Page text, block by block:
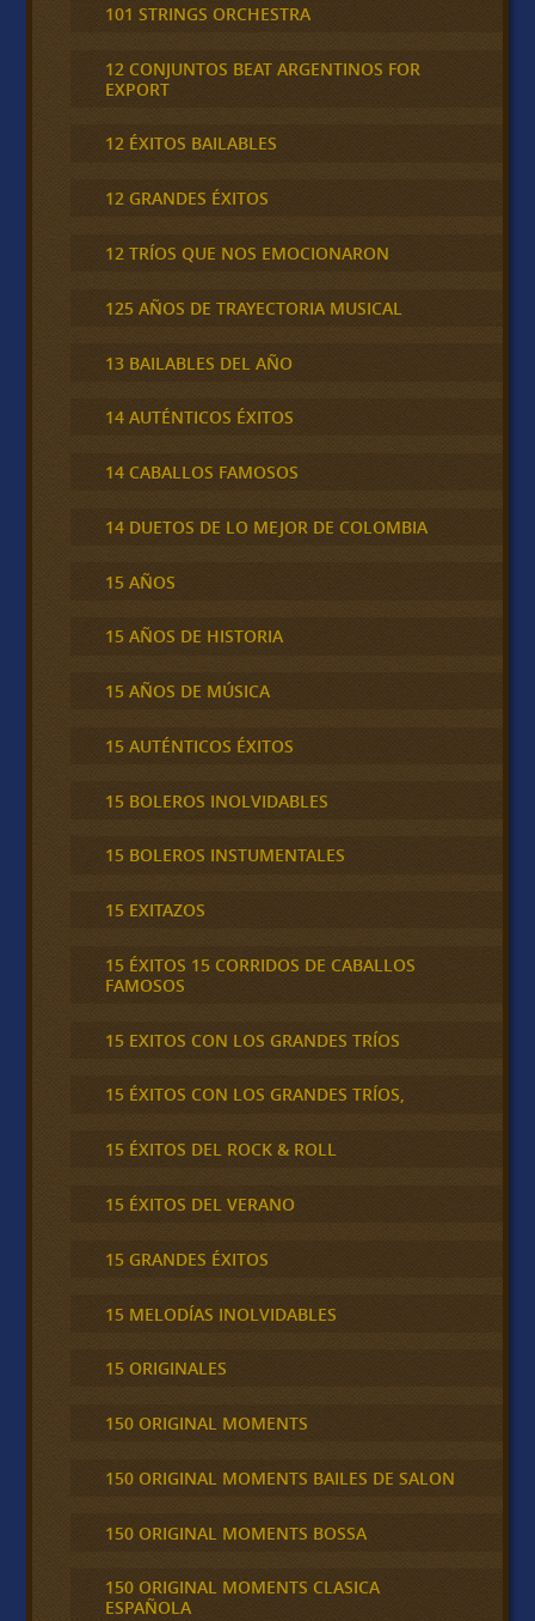
101 STRINGS ORCHESTRA
12 CONJUNTOS BEAT ARGENTINOS FOR
EXPORT
12 ÉXITOS BAILABLES
12 GRANDES ÉXITOS
12 TRÍOS QUE NOS EMOCIONARON
125 AÑOS DE TRAYECTORIA MUSICAL
13 BAILABLES DEL AÑO
14 AUTÉNTICOS ÉXITOS
14 CABALLOS FAMOSOS
14 DUETOS DE LO MEJOR DE COLOMBIA
15 AÑOS
15 AÑOS DE HISTORIA
15 AÑOS DE MÚSICA
15 AUTÉNTICOS ÉXITOS
15 BOLEROS INOLVIDABLES
15 BOLEROS INSTUMENTALES
15 EXITAZOS
15 ÉXITOS 15 CORRIDOS DE CABALLOS
FAMOSOS
15 EXITOS CON LOS GRANDES TRÍOS
15 ÉXITOS CON LOS GRANDES TRÍOS,
15 ÉXITOS DEL ROCK & ROLL
15 ÉXITOS DEL VERANO
15 GRANDES ÉXITOS
15 MELODÍAS INOLVIDABLES
15 ORIGINALES
150 ORIGINAL MOMENTS
150 ORIGINAL MOMENTS BAILES DE SALON
150 ORIGINAL MOMENTS BOSSA
150 ORIGINAL MOMENTS CLASICA
ESPAÑOLA